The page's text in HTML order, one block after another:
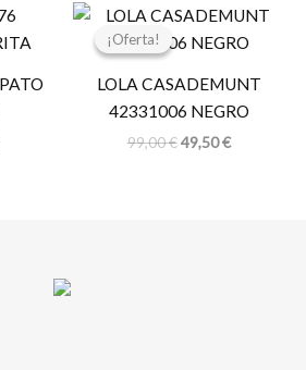
€.
¡Oferta!
¡Oferta!
LOLA CASADEMUNT
42331006 NEGRO
99,00€
El
original
99,00 €.
49,50€
El
actual
49,50 €.